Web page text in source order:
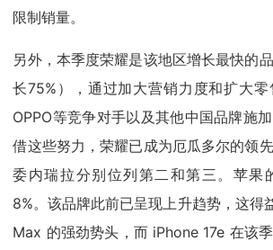
限制销量。
另外，本季度荣耀是该地区增长最快的
长75%），通过加大营销力度和扩大零
OPPO等竞争对手以及其他中国品牌施
借这些努力，荣耀已成为厄瓜多尔的领
委内瑞拉分别位列第二和第三。苹果
8%。该品牌此前已呈现上升趋势，这得
Max 的强劲势头，而 iPhone 17e 在该